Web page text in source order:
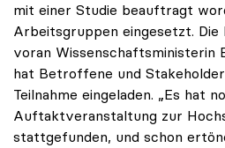
mit einer Studie beauftragt
Arbeitsgruppen eingesetzt. Die
voran Wissenschaftsministerin
hat Betroffene und
Teilnahme eingeladen. „Es hat
Auftaktveranstaltung zur
stattgefunden, und schon